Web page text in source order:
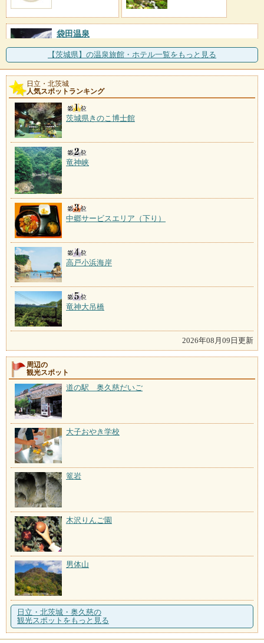
袋田温泉
久慈川の支流、滝川沿いに位置する温泉地。効能豊か
なお湯は、疲れを癒し、
【茨城県】の温泉旅館・ホテル一覧をもっと見る
日立・北茨城
人気スポットランキング
茨城県きのこ博士館
竜神峡
中郷サービスエリア（下り）
高戸小浜海岸
竜神大吊橋
2026年08月09日更新
周辺の
観光スポット
道の駅 奥久慈だいご
大子おやき学校
篭岩
木沢りんご園
男体山
日立・北茨城・奥久慈の
観光スポットをもっと見る